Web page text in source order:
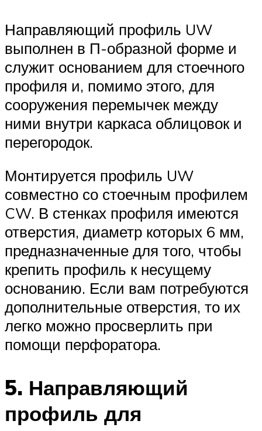
Направляющий профиль UW
выполнен в П-образной форме и
служит основанием для стоечного
профиля и, помимо этого, для
сооружения перемычек между
ними внутри каркаса облицовок и
перегородок.
Монтируется профиль UW
совместно со стоечным профилем
CW. В стенках профиля имеются
отверстия, диаметр которых 6 мм,
предназначенные для того, чтобы
крепить профиль к несущему
основанию. Если вам потребуются
дополнительные отверстия, то их
легко можно просверлить при
помощи перфоратора.
5. Направляющий
профиль для